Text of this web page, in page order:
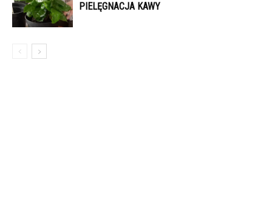
PIELĘGNACJA KAWY